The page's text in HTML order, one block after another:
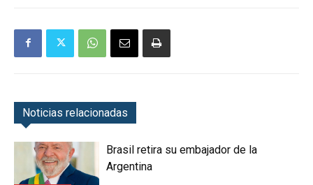
Noticias relacionadas
Brasil retira su embajador de la
Argentina